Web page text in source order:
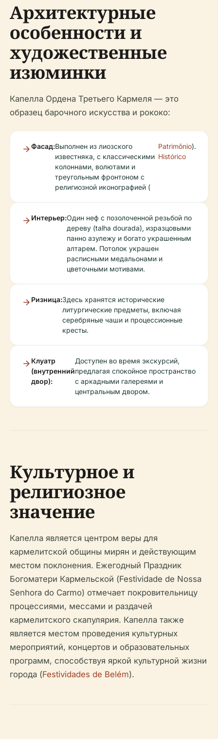
Архитектурные
особенности и
художественные
изюминки
Капелла Ордена Третьего Кармеля — это
образец барочного искусства и рококо:
Фасад:Выполнен из лиозского
известняка, с классическими
колоннами, волютами и
треугольным фронтоном с
религиозной иконографией (
Patrimônio
Histórico
).
Интерьер:Один неф с позолоченной резьбой по
дереву (talha dourada), изразцовыми
панно азулежу и богато украшенным
алтарем. Потолок украшен
расписными медальонами и
цветочными мотивами.
Ризница:Здесь хранятся исторические
литургические предметы, включая
серебряные чаши и процессионные
кресты.
Клуатр
(внутренний
двор):
Доступен во время экскурсий,
предлагая спокойное пространство
с аркадными галереями и
центральным двором.
Культурное и
религиозное
значение
Капелла является центром веры для
кармелитской общины мирян и действующим
местом поклонения. Ежегодный Праздник
Богоматери Кармельской (Festividade de Nossa
Senhora do Carmo) отмечает покровительницу
процессиями, мессами и раздачей
кармелитского скапулярия. Капелла также
является местом проведения культурных
мероприятий, концертов и образовательных
программ, способствуя яркой культурной жизни
города (Festividades de Belém).